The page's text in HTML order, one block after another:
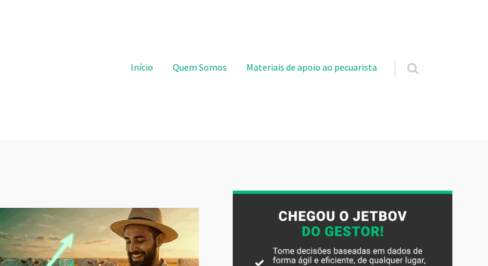
Pular para o conteúdo
Início Quem Somos Materiais de apoio ao pecuarista